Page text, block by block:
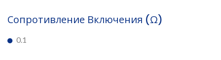
Сопротивление Включения (Ω)
0.1